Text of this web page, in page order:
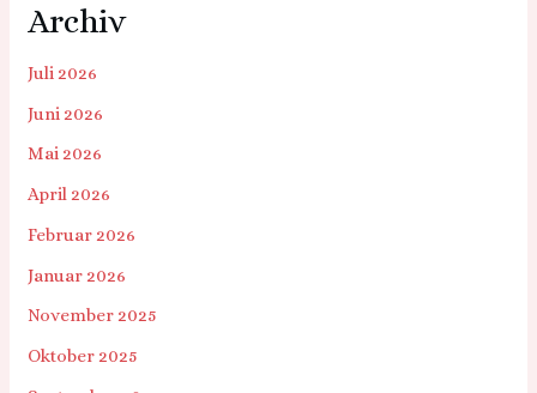
Archiv
Juli 2026
Juni 2026
Mai 2026
April 2026
Februar 2026
Januar 2026
November 2025
Oktober 2025